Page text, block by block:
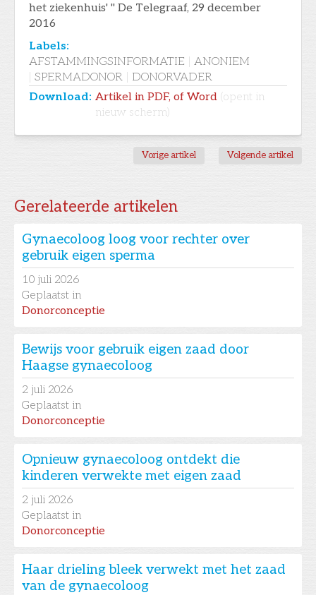
het ziekenhuis' " De Telegraaf, 29 december
2016
Labels:
AFSTAMMINGSINFORMATIE
ANONIEM
SPERMADONOR
DONORVADER
Download: Artikel in PDF, of Word (opent in
nieuw scherm)
Vorige artikel Volgende artikel
Gerelateerde artikelen
Gynaecoloog loog voor rechter over
gebruik eigen sperma
10 juli 2026
Geplaatst in
Donorconceptie
Bewijs voor gebruik eigen zaad door
Haagse gynaecoloog
2 juli 2026
Geplaatst in
Donorconceptie
Opnieuw gynaecoloog ontdekt die
kinderen verwekte met eigen zaad
2 juli 2026
Geplaatst in
Donorconceptie
Haar drieling bleek verwekt met het zaad
van de gynaecoloog